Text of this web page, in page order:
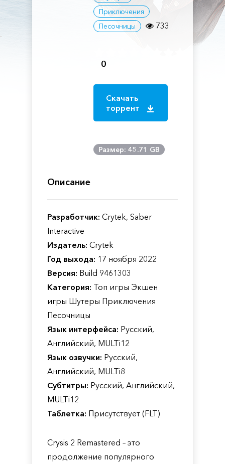
Приключения
Песочницы
733
0
Скачать
торрент
Размер: 45.71 GB
Описание
Разработчик: Crytek, Saber
Interactive
Издатель: Crytek
Год выхода: 17 ноября 2022
Версия: Build 9461303
Категория: Топ игры Экшен
игры Шутеры Приключения
Песочницы
Язык интерфейса: Русский,
Английский, MULTi12
Язык озвучки: Русский,
Английский, MULTi8
Субтитры: Русский, Английский,
MULTi12
Таблетка: Присутствует (FLT)
Crysis 2 Remastered – это
продолжение популярного